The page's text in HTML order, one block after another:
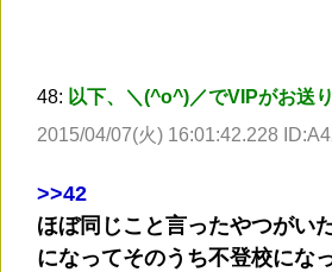
48: 以下、＼(^o^)／でVIPがお送
2015/04/07(火) 16:01:42.228
>>42
ほぼ同じこと言ったやつがい
になってそのうち不登校にな